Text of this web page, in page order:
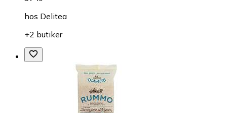
hos Delitea
+2 butiker